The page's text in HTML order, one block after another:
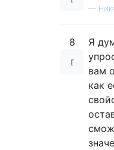
—
8
Я
вам
как